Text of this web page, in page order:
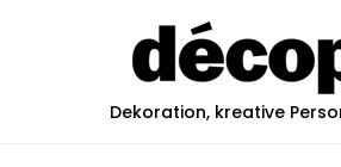
Dekoration, kreative